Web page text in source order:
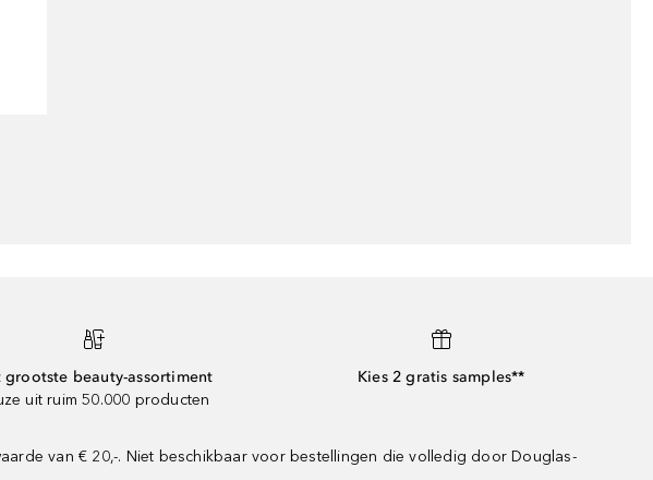
grootste beauty-assortiment
uit ruim 50.000 producten
Kies 2 gratis samples**
van € 20,-. Niet beschikbaar voor bestellingen die volledig door Douglas-